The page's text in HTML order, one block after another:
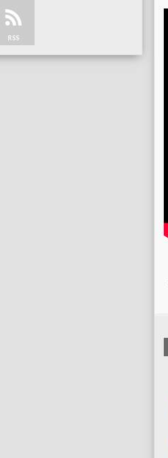
RSS